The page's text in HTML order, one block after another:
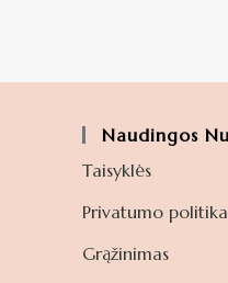
Naudingos
Taisyklės
Privatumo politika
Grąžinimas